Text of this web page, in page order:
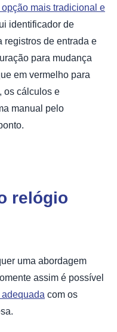
opção mais tradicional e
identificador de
registros de entrada e
para mudança
em vermelho para
os cálculos e
manual pelo
relógio
uma abordagem
assim é possível
com os